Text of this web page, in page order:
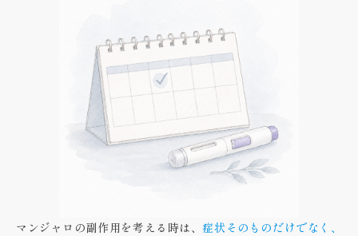
マンジャロの副作用を考える時は、 症状そのものだけでなく、